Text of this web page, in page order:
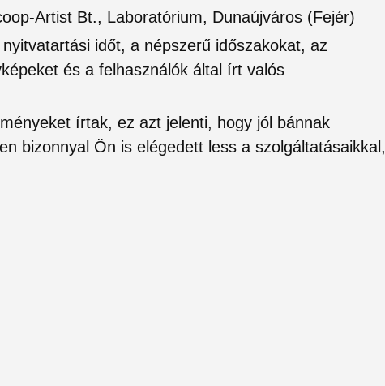
Artist Bt., Laboratórium, Dunaújváros (Fejér)
időt, a népszerű időszakokat, az
és a felhasználók által írt valós
írtak, ez azt jelenti, hogy jól bánnak
bizonnyal Ön is elégedett less a szolgáltatásaikkal,